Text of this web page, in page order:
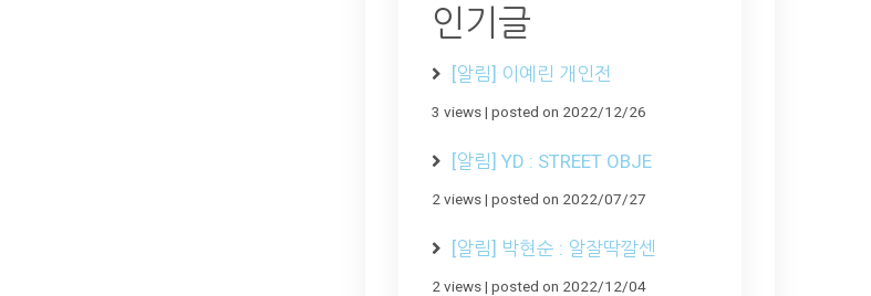
인기글
[알림] 이예린 개인전
3 views| posted on 2022/12/26
[알림] YD : STREET OBJE
2 views| posted on 2022/07/27
[알림] 박현순 : 알잘딱깔센
2 views| posted on 2022/12/04